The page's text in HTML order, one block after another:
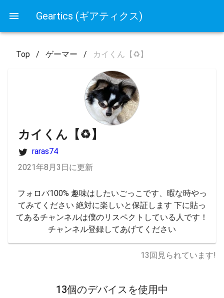
Geartics (ギアティクス)
Top / ゲーマー / カイくん【♻️】
カイくん【♻️】
raras74
2021年8月3日に更新
フォロバ100% 趣味はしたいごっこです、暇な時やっ
てみてください 絶対に楽しいと保証します 下に貼っ
てあるチャンネルは僕のリスペクトしている人です！
チャンネル登録してあげてください
13回見られています!
13個のデバイスを使用中